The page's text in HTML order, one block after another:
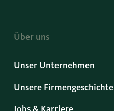
Über uns
Unser Unternehmen
Unsere Firmengeschichte